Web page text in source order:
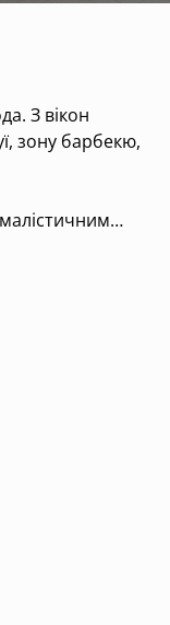
З вікон
зону барбекю,
play station,